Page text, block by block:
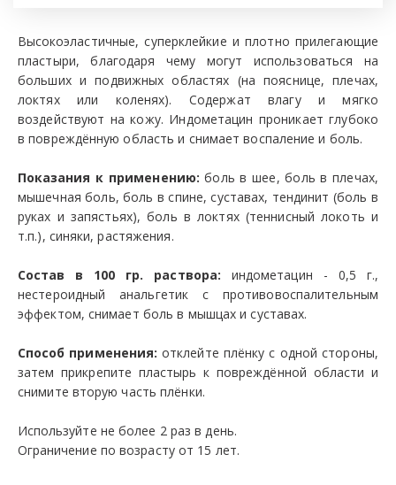
Высокоэластичные, суперклейкие и плотно прилегающие
пластыри, благодаря чему могут использоваться на
больших и подвижных областях (на пояснице, плечах,
локтях или коленях). Содержат влагу и мягко
воздействуют на кожу. Индометацин проникает глубоко
в повреждённую область и снимает воспаление и боль.
Показания к применению: боль в шее, боль в плечах,
мышечная боль, боль в спине, суставах, тендинит (боль в
руках и запястьях), боль в локтях (теннисный локоть и
т.п.), синяки, растяжения.
Состав в 100 гр. раствора: индометацин - 0,5 г.,
нестероидный анальгетик с противовоспалительным
эффектом, снимает боль в мышцах и суставах.
Способ применения:отклейте плёнку с одной стороны,
затем прикрепите пластырь к повреждённой области и
снимите вторую часть плёнки.
Используйте не более 2 раз в день.
Ограничение по возрасту от 15 лет.